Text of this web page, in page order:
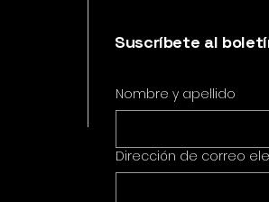
Suscríbete al
Nombre y apellido
Dirección de correo